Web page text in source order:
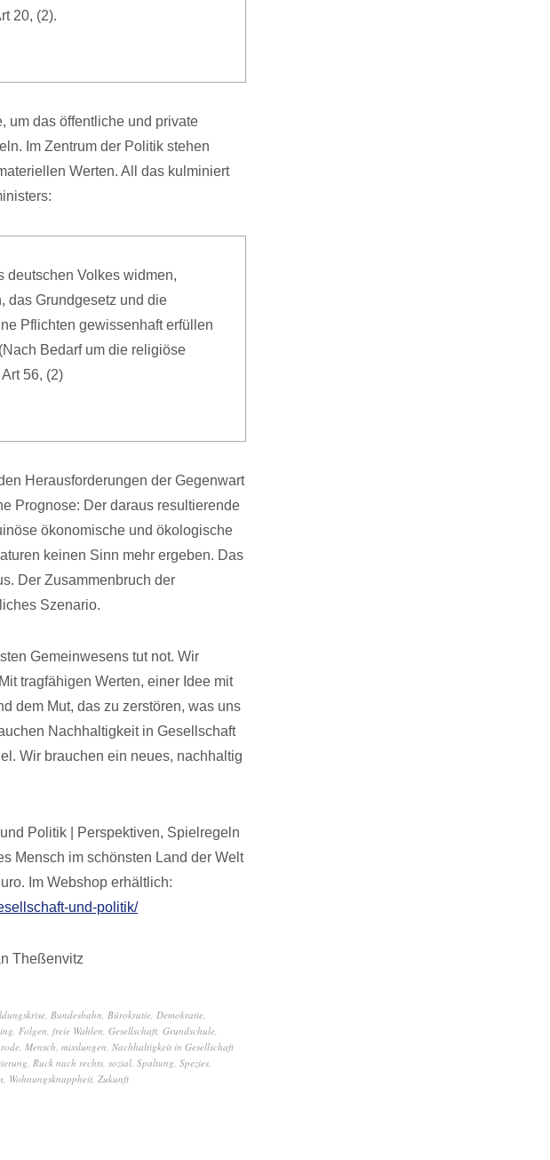
20, (2).
um das öffentliche und private
Im Zentrum der Politik stehen
Werten. All das kulminiert
deutschen Volkes widmen,
das Grundgesetz und die
Pflichten gewissenhaft erfüllen
Bedarf um die religiöse
56, (2)
Herausforderungen der Gegenwart
Prognose: Der daraus resultierende
ökonomische und ökologische
keinen Sinn mehr ergeben. Das
Der Zusammenbruch der
Szenario.
Gemeinwesens tut not. Wir
tragfähigen Werten, einer Idee mit
dem Mut, das zu zerstören, was uns
Nachhaltigkeit in Gesellschaft
Wir brauchen ein neues, nachhaltig
Politik | Perspektiven, Spielregeln
Mensch im schönsten Land der Welt
Im Webshop erhältlich:
und-politik/
Theßenvitz
, Bundesbahn, Bürokratie, Demokratie,
, Folgen, freie Wahlen, Gesellschaft, Grundschule,
, Mensch, misslungen, Nachhaltigkeit in Gesellschaft
, Ruck nach rechts, sozial, Spaltung, Spezies,
, Wohnungsknappheit, Zukunft